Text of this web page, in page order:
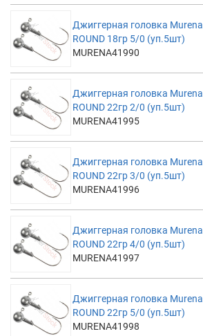
Джиггерная головка Murena
ROUND 18гр 5/0 (уп.5шт)
MURENA41990
Джиггерная головка Murena
ROUND 22гр 2/0 (уп.5шт)
MURENA41995
Джиггерная головка Murena
ROUND 22гр 3/0 (уп.5шт)
MURENA41996
Джиггерная головка Murena
ROUND 22гр 4/0 (уп.5шт)
MURENA41997
Джиггерная головка Murena
ROUND 22гр 5/0 (уп.5шт)
MURENA41998